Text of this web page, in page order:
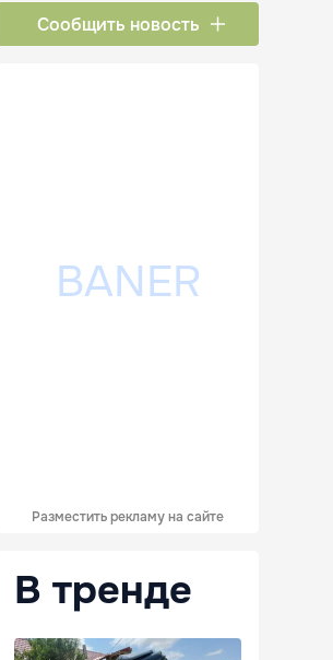
Сообщить новость
Разместить рекламу на сайте
В тренде